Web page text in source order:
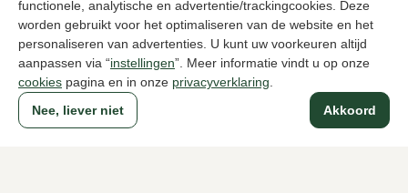
functionele, analytische en advertentie/trackingcookies. Deze
worden gebruikt voor het optimaliseren van de website en het
personaliseren van advertenties. U kunt uw voorkeuren altijd
aanpassen via “instellingen”. Meer informatie vindt u op onze
cookies pagina en in onze privacyverklaring
Akkoord
Nee, liever niet
Over Klijsen
Over ons
Vacatures
Klantenservice
Maten
Ruilen & retourneren
Inloggen / Account
Dameswinkel Klijsen